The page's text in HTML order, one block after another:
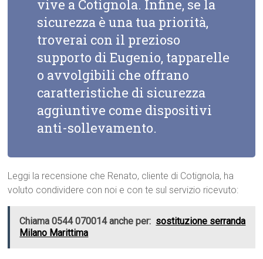
vive a Cotignola. Infine, se la
sicurezza è una tua priorità,
troverai con il prezioso
supporto di Eugenio, tapparelle
o avvolgibili che offrano
caratteristiche di sicurezza
aggiuntive come dispositivi
anti-sollevamento.
Leggi la recensione che Renato, cliente di Cotignola, ha
voluto condividere con noi e con te sul servizio ricevuto:
Chiama 0544 070014 anche per: sostituzione serranda
Milano Marittima